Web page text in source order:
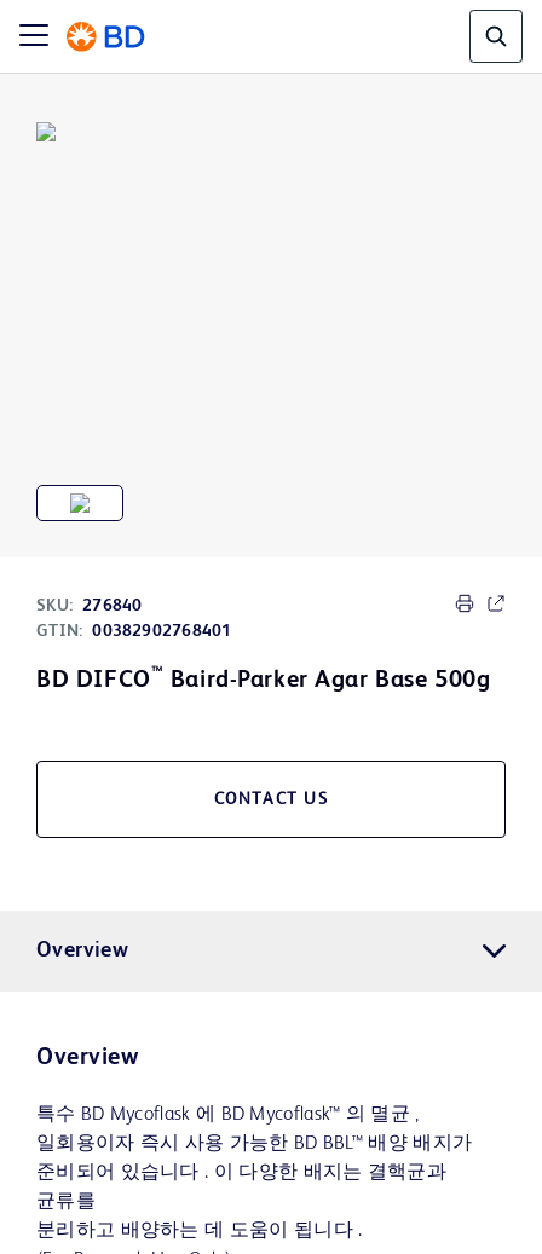
SKU: 276840
GTIN: 00382902768401
BD DIFCO™ Baird-Parker Agar Base 500g
CONTACT US
Overview
Overview
특수 BD Mycoflask 에 BD Mycoflask™ 의 멸균 ,
일회용이자 즉시 사용 가능한 BD BBL™ 배양 배지가
준비되어 있습니다 . 이 다양한 배지는 결핵균과
균류를
분리하고 배양하는 데 도움이 됩니다 .